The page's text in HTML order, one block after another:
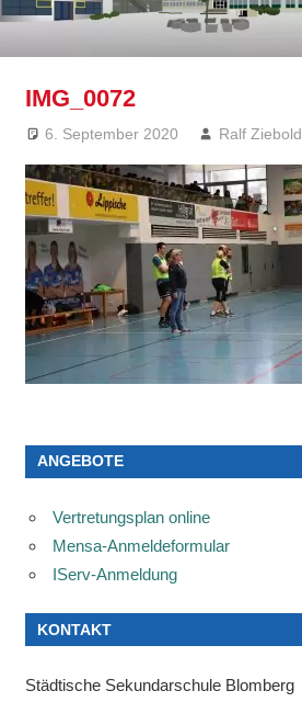
IMG_0072
6. September 2020 Ralf Ziebold
ANGEBOTE
Vertretungsplan online
Mensa-Anmeldeformular
IServ-Anmeldung
KONTAKT
Städtische Sekundarschule Blomberg